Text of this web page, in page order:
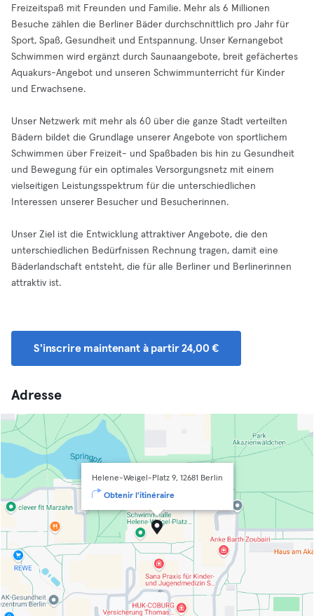
Freizeitspaß mit Freunden und Familie. Mehr als 6 Millionen
Besuche zählen die Berliner Bäder durchschnittlich pro Jahr für
Sport, Spaß, Gesundheit und Entspannung. Unser Kernangebot
Schwimmen wird ergänzt durch Saunaangebote, breit gefächertes
Aquakurs-Angebot und unseren Schwimmunterricht für Kinder
und Erwachsene.
Unser Netzwerk mit mehr als 60 über die ganze Stadt verteilten
Bädern bildet die Grundlage unserer Angebote von sportlichem
Schwimmen über Freizeit- und Spaßbaden bis hin zu Gesundheit
und Bewegung für ein optimales Versorgungsnetz mit einem
vielseitigen Leistungsspektrum für die unterschiedlichen
Interessen unserer Besucher und Besucherinnen.
Unser Ziel ist die Entwicklung attraktiver Angebote, die den
unterschiedlichen Bedürfnissen Rechnung tragen, damit eine
Bäderlandschaft entsteht, die für alle Berliner und Berlinerinnen
attraktiv ist.
S'inscrire maintenant à partir 24,00 €
Adresse
Helene-Weigel-Platz 9, 12681 Berlin
Obtenir l'itinéraire